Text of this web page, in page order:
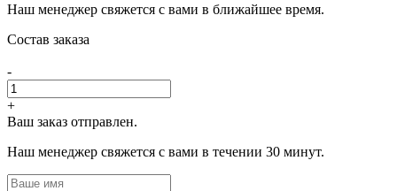
Наш менеджер свяжется с вами в ближайшее время.
Состав заказа
-
+
Ваш заказ отправлен.
Наш менеджер свяжется с вами в течении 30 минут.